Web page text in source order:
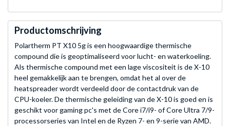
Productomschrijving
Polartherm PT X10 5g is een hoogwaardige thermische
compound die is geoptimaliseerd voor lucht- en waterkoeling.
Als thermische compound met een lage viscositeit is de X-10
heel gemakkelijk aan te brengen, omdat het al over de
heatspreader wordt verdeeld door de contactdruk van de
CPU-koeler. De thermische geleiding van de X-10 is goed en is
geschikt voor gaming pc's met de Core i7/i9- of Core Ultra 7/9-
processorseries van Intel en de Ryzen 7- en 9-serie van AMD.